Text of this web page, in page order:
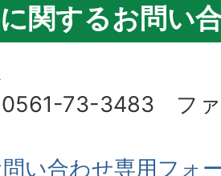
関するお問い
0561-73-3483 フ
い合わせ専用フォ